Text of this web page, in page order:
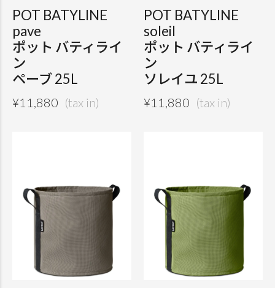
POT BATYLINE
pave
ポット バティライ
ン
ペーブ 25L
¥11,880
POT BATYLINE
soleil
ポット バティライ
ン
ソレイユ 25L
¥11,880